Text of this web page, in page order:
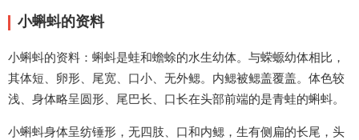
小蝌蚪的资料
小蝌蚪的资料：蝌蚪是蛙和蟾蜍的水生幼体。与蝾螈幼体相比，
其体短、卵形、尾宽、口小、无外鳃。内鳃被鳃盖覆盖。体色较
浅、身体略呈圆形、尾巴长、口长在头部前端的是青蛙的蝌蚪。
小蝌蚪身体呈纺锤形，无四肢、口和内鳃，生有侧扁的长尾，头